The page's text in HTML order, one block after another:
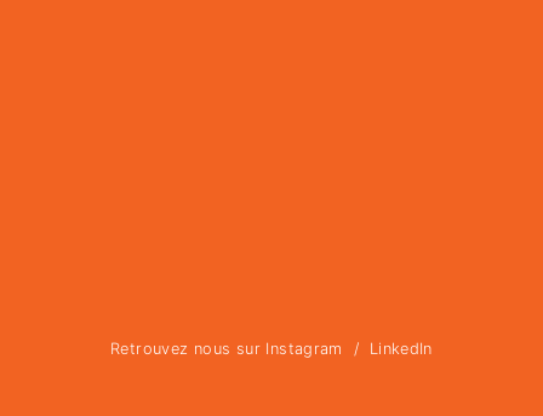
Retrouvez nous sur Instagram / LinkedIn